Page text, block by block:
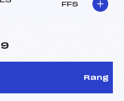
FFS
Rang